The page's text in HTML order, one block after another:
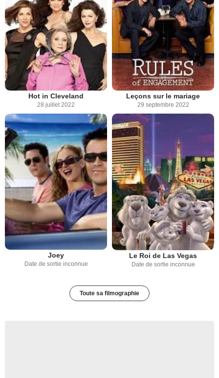
Hot in Cleveland
28 juillet 2022
Leçons sur le mariage
29 septembre 2022
Joey
Date de sortie inconnue
Le Roi de Las Vegas
Date de sortie inconnue
Toute sa filmographie